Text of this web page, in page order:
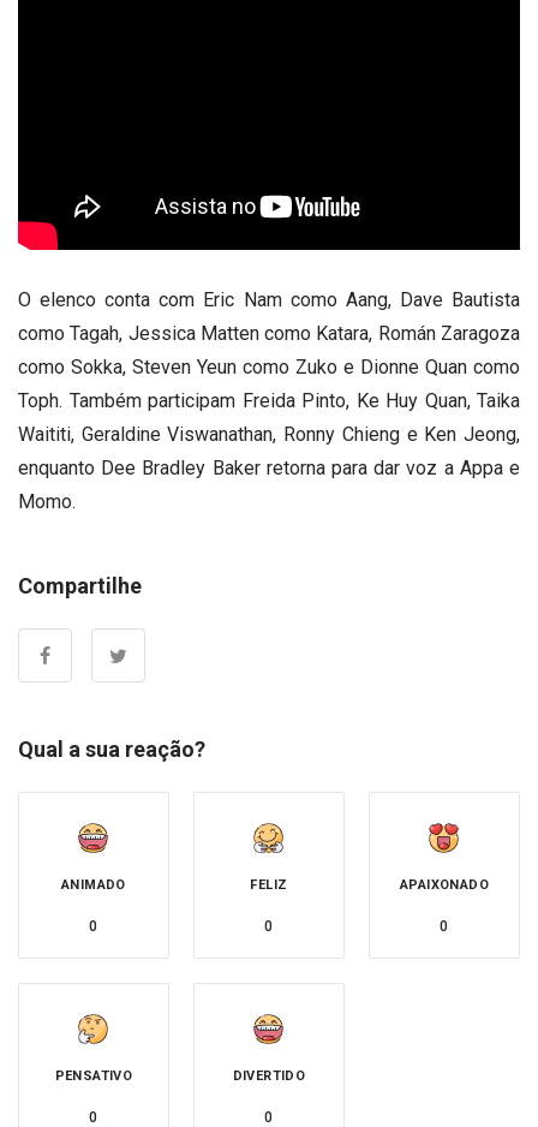
O elenco conta com Eric Nam como Aang, Dave Bautista
como Tagah, Jessica Matten como Katara, Román Zaragoza
como Sokka, Steven Yeun como Zuko e Dionne Quan como
Toph. Também participam Freida Pinto, Ke Huy Quan, Taika
Waititi, Geraldine Viswanathan, Ronny Chieng e Ken Jeong,
enquanto Dee Bradley Baker retorna para dar voz a Appa e
Momo.
Compartilhe
Qual a sua reação?
ANIMADO
0
FELIZ
0
APAIXONADO
0
PENSATIVO
0
DIVERTIDO
0